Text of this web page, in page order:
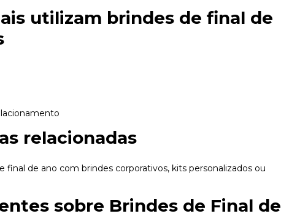
utilizam brindes de final de
relacionadas
final de ano com brindes corporativos, kits personalizados ou
sobre Brindes de Final de